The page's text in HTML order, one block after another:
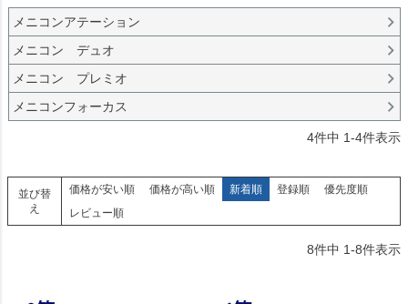
メニコンアテーション
メニコン デュオ
メニコン プレミオ
メニコンフォーカス
4件中 1-4件表示
並び替
え
価格が安い順 価格が高い順 新着順 登録順
優先度順
レビュー順
8件中 1-8件表示